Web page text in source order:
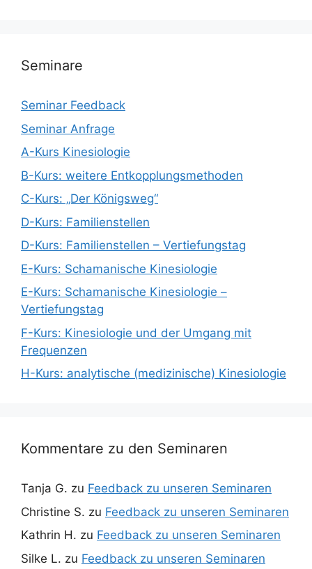
Seminare
Seminar Feedback
Seminar Anfrage
A-Kurs Kinesiologie
B-Kurs: weitere Entkopplungsmethoden
C-Kurs: „Der Königsweg“
D-Kurs: Familienstellen
D-Kurs: Familienstellen – Vertiefungstag
E-Kurs: Schamanische Kinesiologie
E-Kurs: Schamanische Kinesiologie –
Vertiefungstag
F-Kurs: Kinesiologie und der Umgang mit
Frequenzen
H-Kurs: analytische (medizinische) Kinesiologie
Kommentare zu den Seminaren
Tanja G. zu Feedback zu unseren Seminaren
Christine S. zu Feedback zu unseren Seminaren
Kathrin H. zu Feedback zu unseren Seminaren
Silke L. zu Feedback zu unseren Seminaren